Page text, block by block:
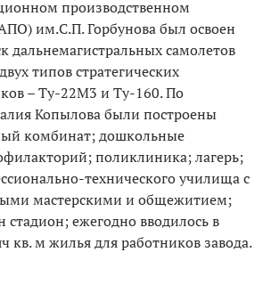
производственном
им.С.П. Горбунова был освоен
дальнемагистральных самолетов
типов стратегических
– Ту-22М3 и Ту-160. По
Копылова были построены
комбинат; дошкольные
поликлиника; лагерь;
технического училища с
мастерскими и общежитием;
стадион; ежегодно вводилось в
кв. м жилья для работников завода.